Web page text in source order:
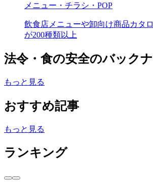
メニュー・チラシ・POP
飲食店メニューや卸向け商品カタ
が200種類以上
法令・食の安全のバック
もっと見る
おすすめ記事
もっと見る
ランキング